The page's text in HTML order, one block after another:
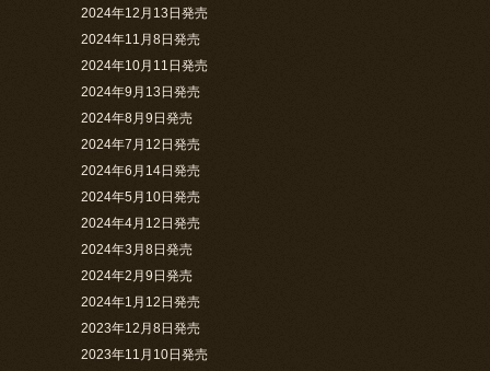
2024年12月13日発売
2024年11月8日発売
2024年10月11日発売
2024年9月13日発売
2024年8月9日発売
2024年7月12日発売
2024年6月14日発売
2024年5月10日発売
2024年4月12日発売
2024年3月8日発売
2024年2月9日発売
2024年1月12日発売
2023年12月8日発売
2023年11月10日発売